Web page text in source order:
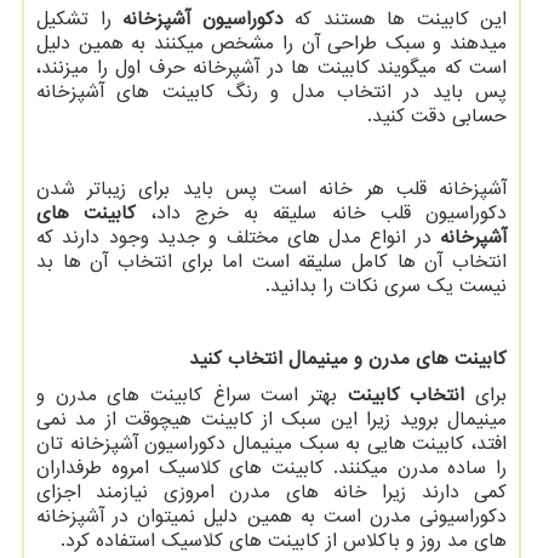
این کابینت ها هستند کهدکوراسیون آشپزخانه را تشکیل
میدهند و سبک طراحی آن را مشخص میکنند به همین دلیل
است که میگویند کابینت ها در آشپرخانه حرف اول را میزنند،
پس باید در انتخاب مدل و رنگ کابینت های آشپزخانه
حسابی دقت کنید.
آشپزخانه قلب هر خانه است پس باید برای زیباتر شدن
دکوراسیون قلب خانه سلیقه به خرج داد،کابینت های
آشپرخانه در انواع مدل های مختلف و جدید وجود دارند که
انتخاب آن ها کامل سلیقه است اما برای انتخاب آن ها بد
نیست یک سری نکات را بدانید.
کابینت های مدرن و مینیمال انتخاب کنید
برای انتخاب کابینت بهتر است سراغ کابینت های مدرن و
مینیمال بروید زیرا این سبک از کابینت هیچوقت از مد نمی
افتد، کابینت هایی به سبک مینیمال دکوراسیون آشپزخانه تان
را ساده مدرن میکنند. کابینت های کلاسیک امروه طرفداران
کمی دارند زیرا خانه های مدرن امروزی نیازمند اجزای
دکوراسیونی مدرن است به همین دلیل نمیتوان در آشپزخانه
های مد روز و باکلاس از کابینت های کلاسیک استفاده کرد.